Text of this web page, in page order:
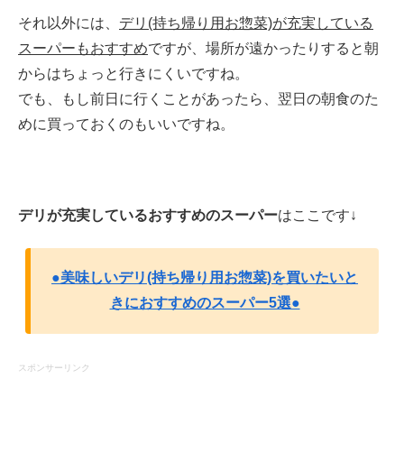
それ以外には、 デリ (持ち帰り用お惣菜)が充実している
スーパーもおすすめですが、場所が遠かったりすると朝
からはちょっと行きにくいですね。
でも、もし前日に行くことがあったら、翌日の朝食のた
めに買っておくのもいいですね。
デリが充実しているおすすめのスーパーはここです↓
●美味しいデリ(持ち帰り用お惣菜)を買いたいと
きにおすすめのスーパー5選●
スポンサーリンク